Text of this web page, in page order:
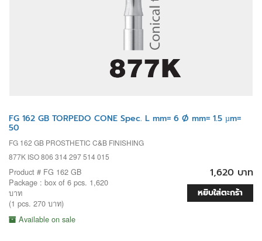
FG 162 GB TORPEDO CONE Spec. L mm= 6 Ø mm= 1.5 µm=
50
FG 162 GB PROSTHETIC C&B FINISHING
877K ISO 806 314 297 514 015
Product # FG 162 GB
Package : box of 6 pcs. 1,620
บาท
(1 pcs. 270 บาท)
Available on sale
1,620 บาท
หยิบใส่ตะกร้า